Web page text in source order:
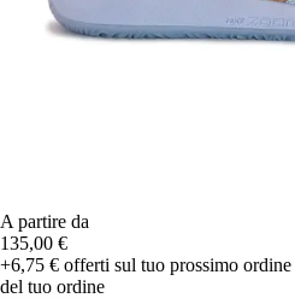
A partire da
135,00 €
+6,75 € offerti sul tuo prossimo ordine
del tuo ordine